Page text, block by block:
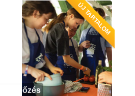
ÚJ TARTALOM
Főzés